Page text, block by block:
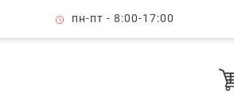
пн-пт - 8:00-17:00